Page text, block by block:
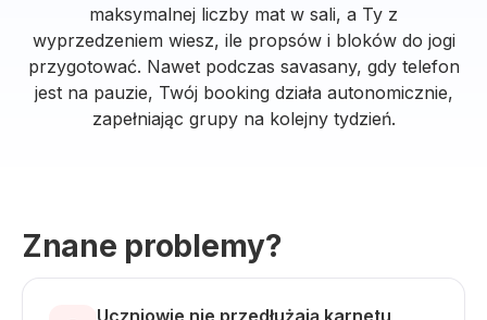
maksymalnej liczby mat w sali, a Ty z
wyprzedzeniem wiesz, ile propsów i bloków do jogi
przygotować. Nawet podczas savasany, gdy telefon
jest na pauzie, Twój booking działa autonomicznie,
zapełniając grupy na kolejny tydzień.
Znane problemy?
Uczniowie nie przedłużają karnetu